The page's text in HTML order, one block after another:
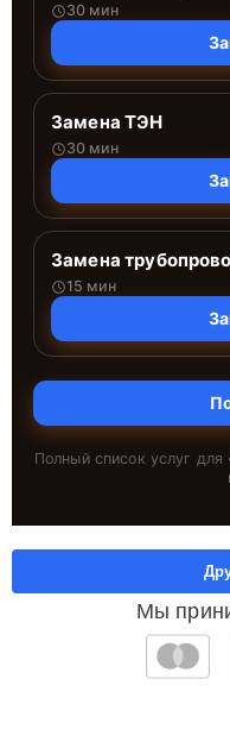
30 мин
Замена ТЭН
30 мин
Замена
15 мин
Полный список услуг для
Мы